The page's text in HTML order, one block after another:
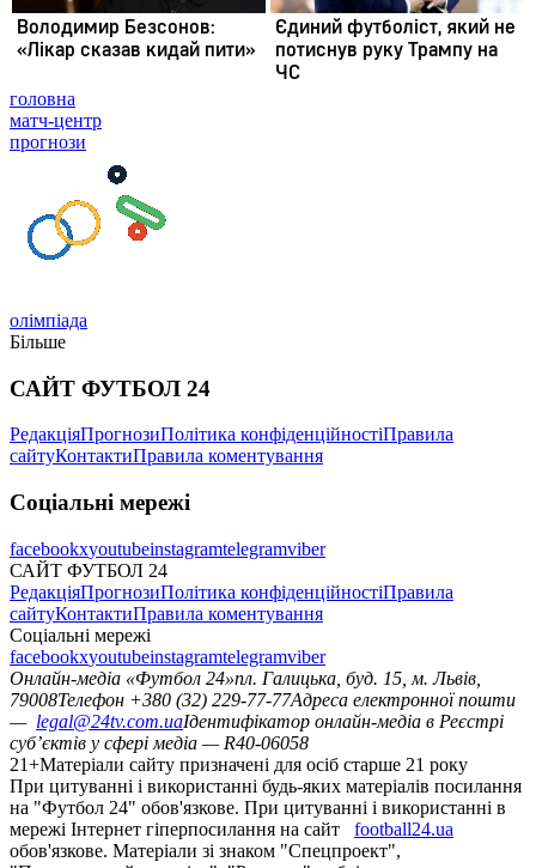
головна
матч-центр
прогнози
олімпіада
Більше
САЙТ ФУТБОЛ 24
РедакціяПрогнозиПолітика конфіденційностіПравила
сайтуКонтактиПравила коментування
Соціальні мережі
facebookxyoutubeinstagramtelegramviber
САЙТ ФУТБОЛ 24
РедакціяПрогнозиПолітика конфіденційностіПравила
сайтуКонтактиПравила коментування
Соціальні мережі
facebookxyoutubeinstagramtelegramviber
Онлайн-медіа «Футбол 24»пл. Галицька, буд. 15, м. Львів,
79008Телефон +380 (32) 229-77-77Адреса електронної пошти
— legal@24tv.com.uaІдентифікатор онлайн-медіа в Реєстрі
суб’єктів у сфері медіа — R40-06058
21+Матеріали сайту призначені для осіб старше 21 року
При цитуванні і використанні будь-яких матеріалів посилання
на "Футбол 24" обов'язкове. При цитуванні і використанні в
мережі Інтернет гіперпосилання на сайт
football24.ua
обов'язкове. Матеріали зі знаком "Спецпроект",